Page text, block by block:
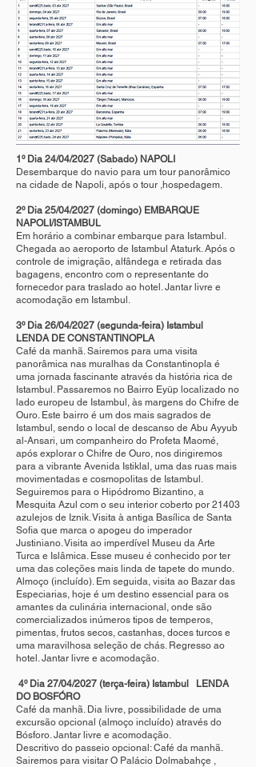
1º Dia 24/04/2027 (Sabado) NAPOLI
Desembarque do navio para um tour panorâmico
na cidade de Napoli, após o tour ,hospedagem.
2º Dia 25/04/2027 (domingo) EMBARQUE
NAPOLI/ISTAMBUL
Em horário a combinar embarque para Istambul.
Chegada ao aeroporto de Istambul Ataturk. Após o
controle de imigração, alfândega e retirada das
bagagens, encontro com o representante do
fornecedor para traslado ao hotel. Jantar livre e
acomodação em Istambul.
3º Dia 26/04/2027 (segunda-feira) Istambul
LENDA DE CONSTANTINOPLA
Café da manhã. Sairemos para uma visita
panorâmica nas muralhas da Constantinopla é
uma jornada fascinante através da história rica de
Istambul. Passaremos no Bairro Eyüp localizado no
lado europeu de Istambul, às margens do Chifre de
Ouro. Este bairro é um dos mais sagrados de
Istambul, sendo o local de descanso de Abu Ayyub
al-Ansari, um companheiro do Profeta Maomé,
após explorar o Chifre de Ouro, nos dirigiremos
para a vibrante Avenida Istiklal, uma das ruas mais
movimentadas e cosmopolitas de Istambul.
Seguiremos para o Hipódromo Bizantino, a
Mesquita Azul com o seu interior coberto por 21403
azulejos de Iznik. Visita à antiga Basílica de Santa
Sofia que marca o apogeu do imperador
Justiniano. Visita ao imperdível Museu da Arte
Turca e Islâmica. Esse museu é conhecido por ter
uma das coleções mais linda de tapete do mundo.
Almoço (incluído). Em seguida, visita ao Bazar das
Especiarias, hoje é um destino essencial para os
amantes da culinária internacional, onde são
comercializados inúmeros tipos de temperos,
pimentas, frutos secos, castanhas, doces turcos e
uma maravilhosa seleção de chás. Regresso ao
hotel. Jantar livre e acomodação.
4º Dia 27/04/2027 (terça-feira) Istambul LENDA
DO BOSFÓRO
Café da manhã. Dia livre, possibilidade de uma
excursão opcional (almoço incluído) através do
Bósforo. Jantar livre e acomodação.
Descritivo do passeio opcional: Café da manhã.
Sairemos para visitar O Palácio Dolmabahçe ,